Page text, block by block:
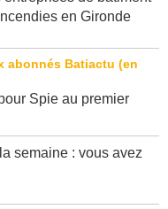
de bâtiment
Spie au premier
semaine : vous avez